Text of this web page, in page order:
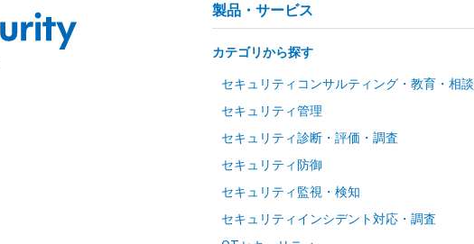
製品・サービス
カテゴリから探す
セキュリティコンサルティング・教育・相談
セキュリティ管理
セキュリティ診断・評価・調査
セキュリティ防御
セキュリティ監視・検知
セキュリティインシデント対応・調査